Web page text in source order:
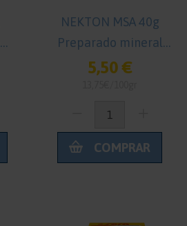
NEKTON MSA 40g
Preparado mineral
para aves y reptiles
5,50 €
COMPRAR